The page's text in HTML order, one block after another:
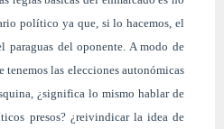
político ya que, si lo hacemos, el
paraguas del oponente. A modo de
tenemos las elecciones autonómicas
¿significa lo mismo hablar de
presos? ¿reivindicar la idea de